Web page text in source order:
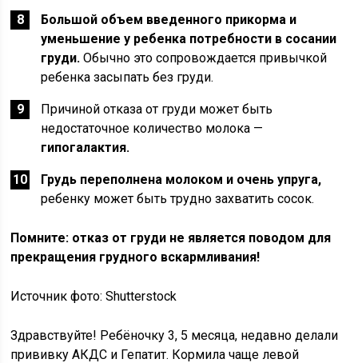
Большой объем введенного прикорма и
уменьшение у ребенка пот­ребности в сосании
груди. Обычно это сопровождается привычкой
ребенка за­сыпать без груди.
Причиной отказа от груди может быть
недостаточное количество молока —
гипогалактия.
Грудь переполнена молоком и очень упруга,
ребенку может быть трудно захватить сосок.
Помните: отказ от груди не является по­водом для
прекращения груд­ного вскармливания!
Источник фото: Shutterstock
Здравствуйте! Ребёночку 3, 5 месяца, недавно делали
прививку АКДС и Гепатит. Кормила чаще левой